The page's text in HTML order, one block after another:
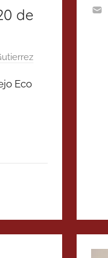
de
Eco